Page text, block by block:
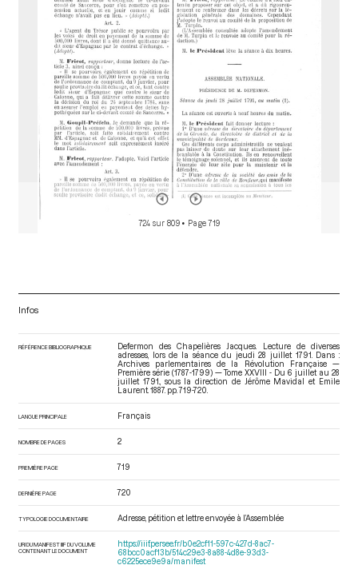
724 sur 809 • Page 719
Infos
RÉFÉRENCE BIBLIOGRAPHIQUE
Defermon des Chapelières Jacques. Lecture de diverses
adresses, lors de la séance du jeudi 28 juillet 1791. Dans :
Archives parlementaires de la Révolution Française —
Première série (1787-1799) — Tome XXVIII - Du 6 juillet au 28
juillet 1791.
, sous la direction de Jérôme Mavidal et Emile
Laurent. 1887. pp. 719-720.
LANGUE PRINCIPALE Français
NOMBRE DE PAGES 2
PREMIÈRE PAGE 719
DERNIÈRE PAGE 720
TYPOLOGIE DOCUMENTAIRE Adresse, pétition et lettre envoyée à l’Assemblée
URI DU MANIFEST IIIF DU VOLUME
CONTENANT LE DOCUMENT
https://iiif.persee.fr/b0e2cf11-597c-427d-8ac7-
68bcc0acf13b/514c29e3-8a88-4d8e-93d3-
c6225ece9e9a/manifest